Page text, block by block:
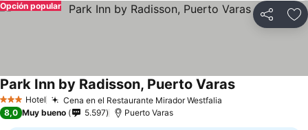
Compartir
Opción popular
3 Estrellas
Hotel Cena en el Restaurante Mirador Westfalia
Park Inn by Radisson, Puerto Varas
8,0 Muy bueno 5.597 Puerto Varas